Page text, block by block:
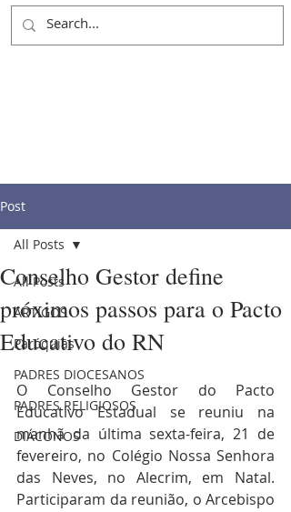
Post
All Posts
ARTIGOS
Paróquias
PADRES DIOCESANOS
PADRES RELIGIOSOS
DIÁCONOS
All Posts
Conselho Gestor define
próximos passos para o Pacto
Educativo do RN
O Conselho Gestor do Pacto
Educativo Estadual se reuniu na
manhã da última sexta-feira, 21 de
fevereiro, no Colégio Nossa Senhora
das Neves, no Alecrim, em Natal.
Participaram da reunião, o Arcebispo